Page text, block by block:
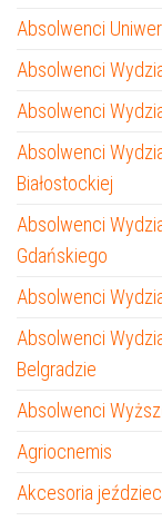
Absolwenci
Absolwenci
Absolwenci
Absolwenci
Białostockiej
Absolwenci
Gdańskiego
Absolwenci
Absolwenci
Belgradzie
Absolwenci
Agriocnemis
Akcesoria